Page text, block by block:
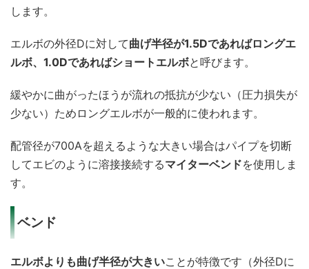
します。
エルボの外径Dに対して曲げ半径が1.5Dであればロングエ
ルボ、1.0Dであればショートエルボと呼びます。
緩やかに曲がったほうが流れの抵抗が少ない（圧力損失が
少ない）ためロングエルボが一般的に使われます。
配管径が700Aを超えるような大きい場合はパイプを切断
してエビのように溶接接続するマイターベンドを使用しま
す。
ベンド
エルボよりも曲げ半径が大きいことが特徴です（外径Dに